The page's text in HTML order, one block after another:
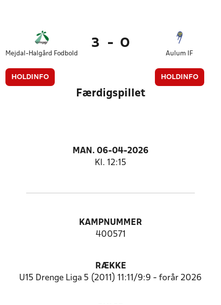
Mejdal-Halgård Fodbold
HOLDINFO
3 - 0
Aulum IF
HOLDINFO
Færdigspillet
MAN. 06-04-2026
Kl. 12:15
KAMPNUMMER
400571
RÆKKE
U15 Drenge Liga 5 (2011) 11:11/9:9 - forår 2026